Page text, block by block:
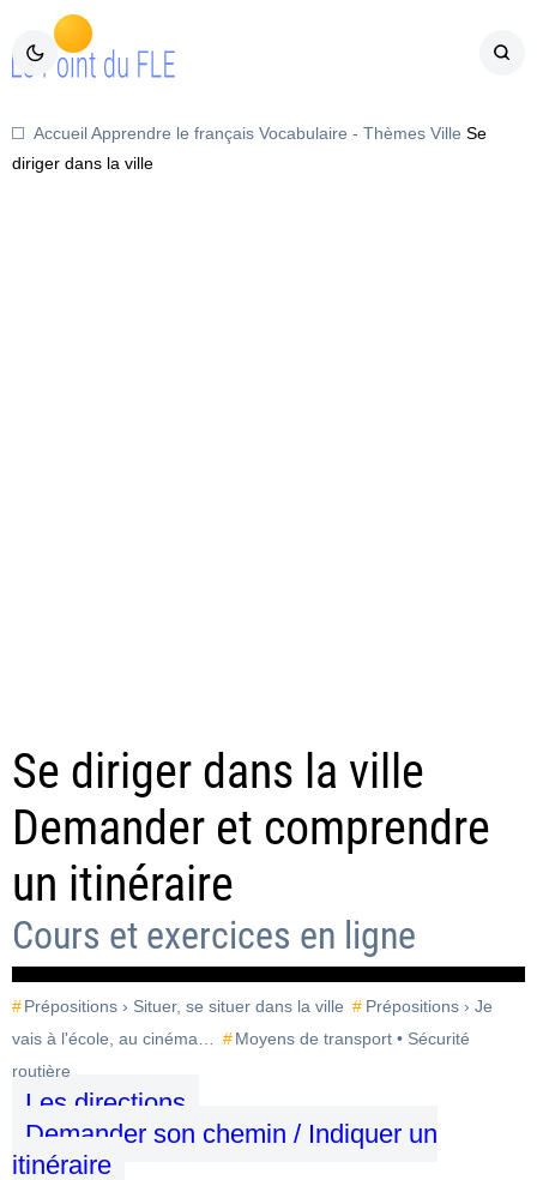
Accueil Apprendre le français Vocabulaire - Thèmes Ville Se
diriger dans la ville
Se diriger dans la ville
Demander et comprendre
un itinéraire
Cours et exercices en ligne
Prépositions › Situer, se situer dans la ville
Prépositions › Je
vais à l'école, au cinéma…
Moyens de transport • Sécurité
routière
Les directions
Demander son chemin / Indiquer un
itinéraire